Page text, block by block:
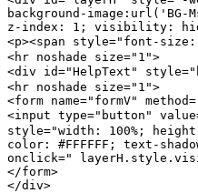
background-
z-index: 1; visibility:
<p><span style="font-size:
<hr noshade size="1">
<div id="HelpText"
<hr noshade size="1">
<form name="formV"
<input type="button"
style="width: 100%;
color: #FFFFFF; text-
onclick="
</form>
</div>